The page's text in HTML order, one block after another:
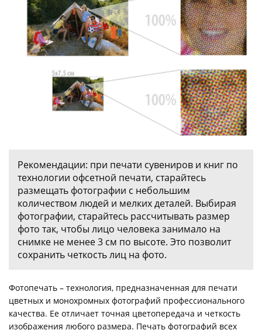
Рекомендации: при печати сувениров и книг по
технологии офсетной печати, старайтесь
размещать фотографии с небольшим
количеством людей и мелких деталей. Выбирая
фотографии, старайтесь рассчитывать размер
фото так, чтобы лицо человека занимало на
снимке не менее 3 см по высоте. Это позволит
сохранить четкость лиц на фото.
Фотопечать – технология, предназначенная для печати
цветных и монохромных фотографий профессионального
качества. Ее отличает точная цветопередача и четкость
изображения любого размера. Печать фотографий всех